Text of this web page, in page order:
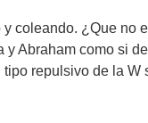
coleando. ¿Que no
Abraham como si
repulsivo de la W